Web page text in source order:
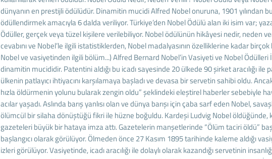
dünyanın en prestijli ödülüdür. Dinamitin mucidi Alfred Nobel onuruna, 1901 yılından
ödüllendirmek amacıyla 6 dalda veriliyor. Türkiye’den Nobel Ödülü alan iki isim var;
Ödüller, gerçek veya tüzel kişilere verilebiliyor. Nobel ödülünün hikâyesi nedir, neden
cevabını ve Nobel’le ilgili istatistiklerden, Nobel madalyasının özelliklerine kadar
Nobel ve vasiyetinden ilgili bölüm...) Alfred Bernard Nobel’in Vasiyeti ve Nobel
dinamitin mucididir. Patentini aldığı bu icadı sayesinde 20 ülkede 90 şirket aracılığı ile
ülkenin patlayıcı ihtiyacını karşılamaya başladı ve devasa bir servetin sahibi oldu.
hızla öldürmenin yolunu bularak zengin oldu” şeklindeki eleştirel haberler sebebiyle
acılar yaşadı. Aslında barış yanlısı olan ve dünya barışı için çaba sarf eden Nobel,
ölümcül bir silaha dönüştüğü fikri ile hüzne boğuldu. Kardeşi Ludvig Nobel öldüğünde,
gazeteleri büyük bir hataya imza attı. Gazetelerin manşetlerinde “Ölüm taciri öldü”
başlangıcı olarak görülüyor. Ölmeden önce 27 Kasım 1895 tarihinde kaleme aldığı
izleri görülüyor. Vasiyetinde, icadı aracılığı ile dolaylı olarak kazandığı servetinin